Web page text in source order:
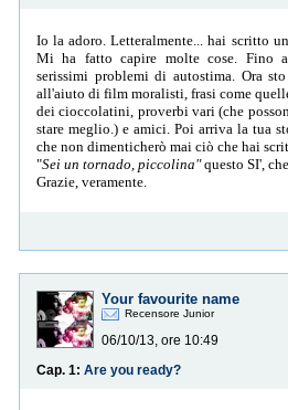
Io la adoro. Letteralmente... hai scritto
Mi ha fatto capire molte cose. Fino
serissimi problemi di autostima. Ora
all'aiuto di film moralisti, frasi come
dei cioccolatini, proverbi vari (che
stare meglio.) e amici. Poi arriva la tua
che non dimenticherò mai ciò che hai
"Sei un tornado, piccolina"questo SI',
Grazie, veramente.
Your favourite name
Recensore Junior
06/10/13, ore 10:49
Cap. 1: Are you ready?